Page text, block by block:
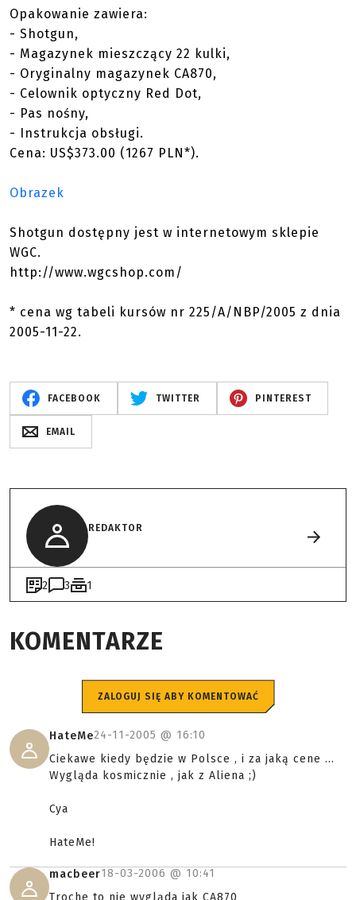
Opakowanie zawiera:
- Shotgun,
- Magazynek mieszczący 22 kulki,
- Oryginalny magazynek CA870,
- Celownik optyczny Red Dot,
- Pas nośny,
- Instrukcja obsługi.
Cena: US$373.00 (1267 PLN*).
Obrazek
Shotgun dostępny jest w internetowym sklepie
WGC.
http://www.wgcshop.com/
* cena wg tabeli kursów nr 225/A/NBP/2005 z dnia
2005-11-22.
FACEBOOK TWITTER PINTEREST
EMAIL
REDAKTOR
2 3 1
KOMENTARZE
ZALOGUJ SIĘ ABY KOMENTOWAĆ
HateMe24-11-2005 @ 16:10
Ciekawe kiedy będzie w Polsce , i za jaką cene ...
Wygląda kosmicznie , jak z Aliena ;)
Cya
HateMe!
macbeer18-03-2006 @ 10:41